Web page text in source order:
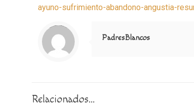
ayuno-sufrimiento-abandono-angustia-
Notice
: Trying to access array offset on value of type null in
/home/misioner/public_html/padresblancos/themes/betheme/includes/content-single.php
on line
286
PadresBlancos
Relacionados...